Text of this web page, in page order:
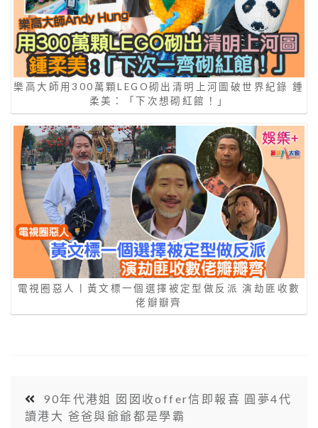
樂高大師用300萬顆LEGO砌出清明上河圖破世界紀錄 鍾
柔美：「下次想砌紅館！」
電視圈惡人丨黃文標一個選擇被定型做反派 演劫匪收數
佬瓣瓣齊
90年代港姐 囡囡收offer信即報喜 圓夢4代
讀港大 爸爸與爺爺都是學霸